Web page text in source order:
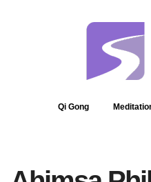
Qi Gong